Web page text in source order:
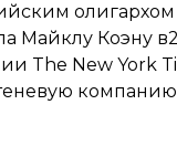
Майклу Коэну
The New York